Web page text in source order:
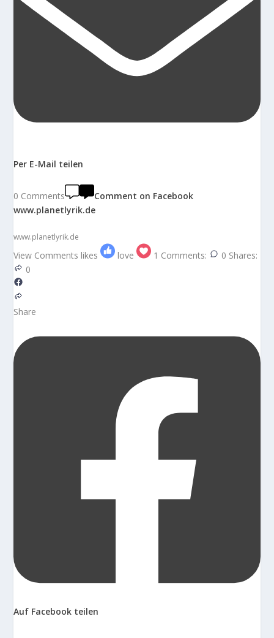
Per E-Mail teilen
0 Comments
Comment on Facebook
www.planetlyrik.de
www.planetlyrik.de
View Comments likes love 1 Comments: 0 Shares:
0
Share
Auf Facebook teilen